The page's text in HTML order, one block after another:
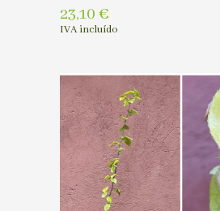
23,10 €
IVA incluído